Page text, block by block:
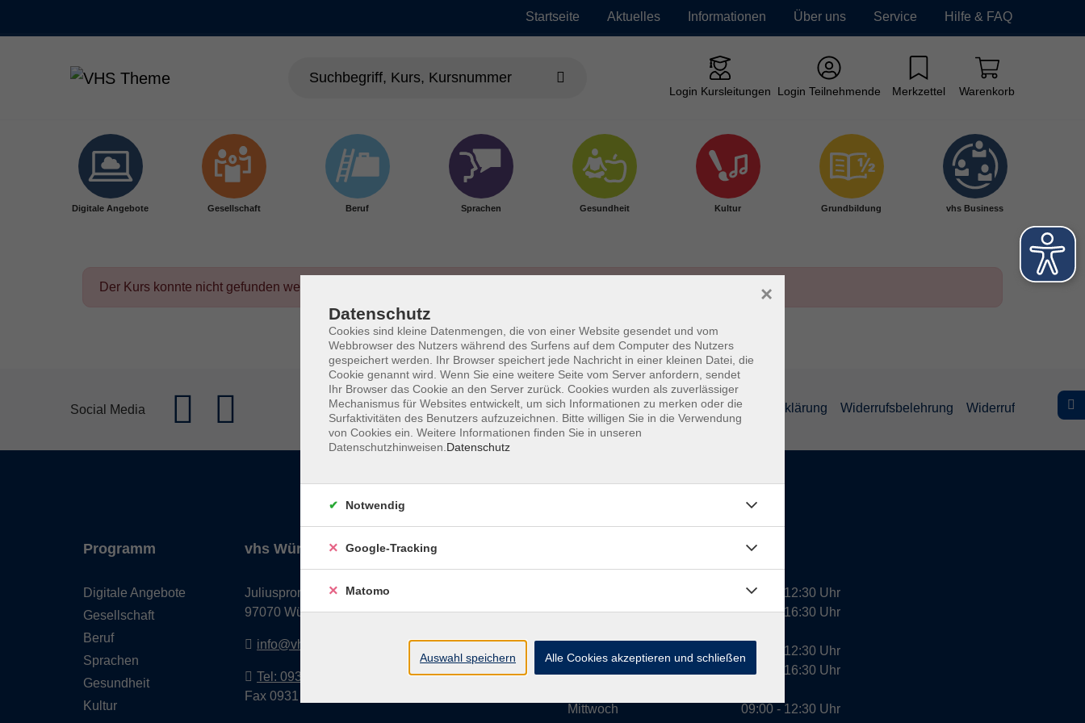
Startseite Aktuelles Informationen Über uns Service Hilfe & FAQ
Login Kursleitungen Login Teilnehmende Merkzettel Warenkorb
Digitale Angebote Gesellschaft Beruf Sprachen Gesundheit Kultur Grundbildung vhs Business
Der Kurs konnte nicht gefunden werden.
Social Media Impressum AGBs Datenschutzerklärung Barrierefreiheitserklärung Widerrufsbelehrung Widerruf
Programm
Digitale Angebote
Gesellschaft
Beruf
Sprachen
Gesundheit
Kultur
vhs Würzburg & Umgebung e. V.
Juliuspromenade 68
97070 Würzburg
info@vhs-wuerzburg.de
Tel: 0931 35593 0
Fax 0931 35593-20
Dienstag
Mittwoch
09:00 - 12:30 Uhr
13:00 - 16:30 Uhr
10:00 - 12:30 Uhr
13:00 - 16:30 Uhr
09:00 - 12:30 Uhr
Datenschutz
Cookies sind kleine Datenmengen, die von einer Website gesendet und vom
Webbrowser des Nutzers während des Surfens auf dem Computer des Nutzers
gespeichert werden. Ihr Browser speichert jede Nachricht in einer kleinen Datei, die
Cookie genannt wird. Wenn Sie eine weitere Seite vom Server anfordern, sendet
Ihr Browser das Cookie an den Server zurück. Cookies wurden als zuverlässiger
Mechanismus für Websites entwickelt, um sich Informationen zu merken oder die
Surfaktivitäten des Benutzers aufzuzeichnen. Bitte willigen Sie in die Verwendung
von Cookies ein. Weitere Informationen finden Sie in unseren
Datenschutzhinweisen. Datenschutz
×
Notwendig
Google-Tracking
Matomo
Auswahl speichern Alle Cookies akzeptieren und schließen